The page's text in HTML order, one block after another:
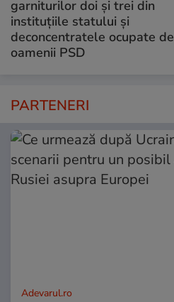
garniturilor doi și trei din
instituțiile statului și
deconcentratele ocupate de
oamenii PSD
PARTENERI
Adevarul.ro